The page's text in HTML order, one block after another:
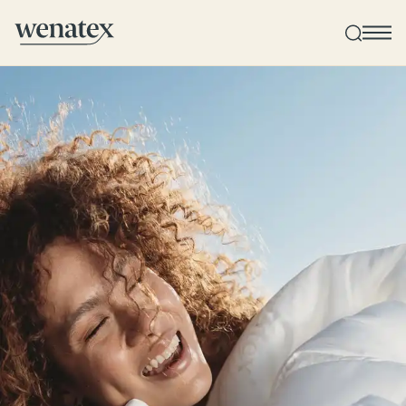
Wenatex Schlafberatung
Individuelle Produktberatung bei Ihnen zu Hause!
Produkte
Qualität und Garantie
Kundenbewertungen